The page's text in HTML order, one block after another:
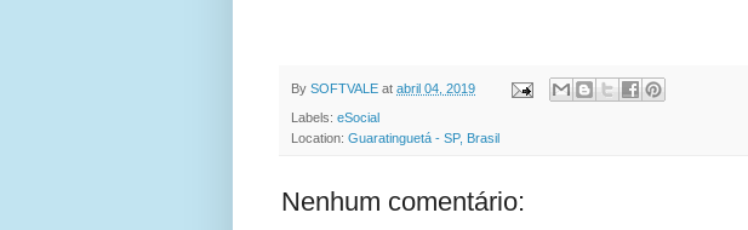
By SOFTVALE at abril 04, 2019
Labels: eSocial
Location: Guaratinguetá - SP, Brasil
Nenhum comentário: